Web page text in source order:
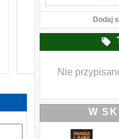
Dodaj
Nie
W